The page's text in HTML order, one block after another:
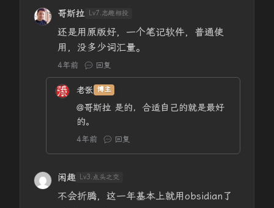
哥斯拉 Lv7.志趣相投
还是用原版好，一个笔记软件，普通使
用，没多少词汇量。
4年前 回复
老张 博主
@哥斯拉 是的，合适自己的就是最好
的。
4年前 回复
闲趣 Lv3.点头之交
不会折腾，这一年基本上就用obsidian了